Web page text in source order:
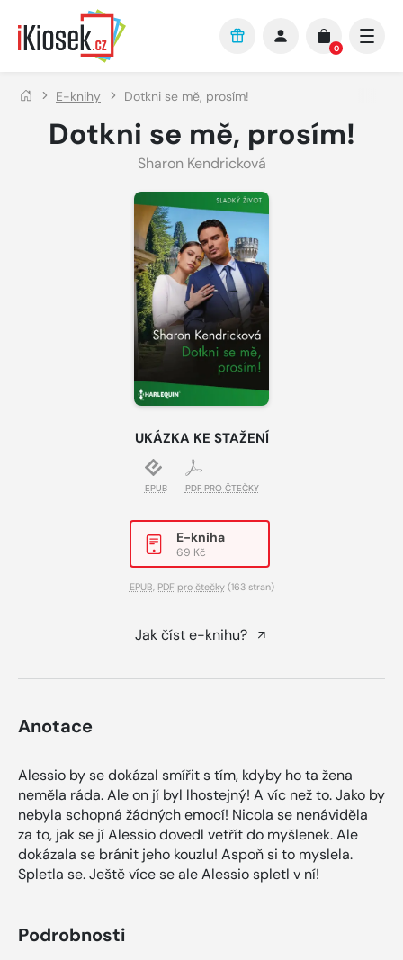
Přejít na hlavní obsah
0
E-knihy Dotkni se mě, prosím!
Dotkni se mě, prosím!
Sharon Kendricková
UKÁZKA KE STAŽENÍ
EPUB PDF PRO ČTEČKY
E-kniha
69 Kč
EPUB, PDF pro čtečky(163 stran)
Jak číst e-knihu?
Anotace
Alessio by se dokázal smířit s tím, kdyby ho ta žena
neměla ráda. Ale on jí byl lhostejný! A víc než to. Jako by
nebyla schopná žádných emocí! Nicola se nenáviděla
za to, jak se jí Alessio dovedl vetřít do myšlenek. Ale
dokázala se bránit jeho kouzlu! Aspoň si to myslela.
Spletla se. Ještě více se ale Alessio spletl v ní!
Podrobnosti